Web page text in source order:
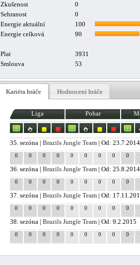
Zkušenost
0
Sehranost
0
Energie aktuální
100
Energie celková
90
Plat
3931
Smlouva
53
Kariéra hráče Hodnocení hráče
Liga Pohar
35. sezóna |Brazils Jungle Team | Od: 23.7.2014
0 0 0 0 0 0 0 0 0
36. sezóna |Brazils Jungle Team | Od: 25.8.2014
0 0 0 0 0 0 0 0 0
37. sezóna |Brazils Jungle Team | Od:
0 0 0 0 0 0 0 0 0
38. sezóna |Brazils Jungle Team | Od: 9.2.2015
0 0 0 0 0 0 0 0 0